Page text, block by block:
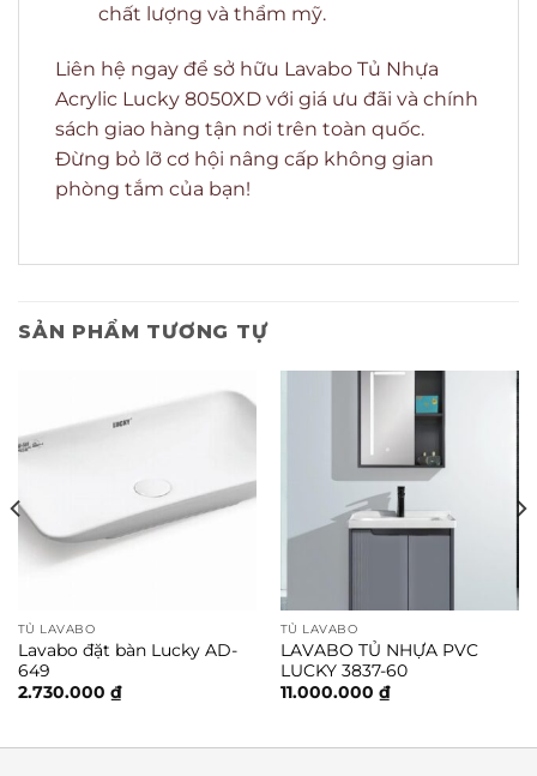
chất lượng và thẩm mỹ.
Liên hệ ngay để sở hữu Lavabo Tủ Nhựa
Acrylic Lucky 8050XD với giá ưu đãi và chính
sách giao hàng tận nơi trên toàn quốc.
Đừng bỏ lỡ cơ hội nâng cấp không gian
phòng tắm của bạn!
SẢN PHẨM TƯƠNG TỰ
TỦ LAVABO
Lavabo đặt bàn Lucky AD-
649
2.730.000 ₫
TỦ LAVABO
LAVABO TỦ NHỰA PVC
LUCKY 3837-60
11.000.000 ₫